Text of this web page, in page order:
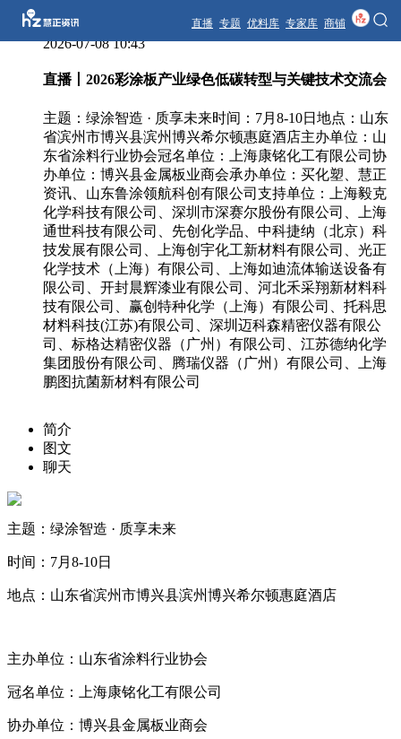
直播 专题 优料库 专家库 商铺
2026-07-08 10:43
直播丨2026彩涂板产业绿色低碳转型与关键技术交流会
主题：绿涂智造 · 质享未来时间：7月8-10日地点：山东
省滨州市博兴县滨州博兴希尔顿惠庭酒店主办单位：山
东省涂料行业协会冠名单位：上海康铭化工有限公司协
办单位：博兴县金属板业商会承办单位：买化塑、慧正
资讯、山东鲁涂领航科创有限公司支持单位：上海毅克
化学科技有限公司、深圳市深赛尔股份有限公司、上海
通世科技有限公司、先创化学品、中科捷纳（北京）科
技发展有限公司、上海创宇化工新材料有限公司、光正
化学技术（上海）有限公司、上海如迪流体输送设备有
限公司、开封晨辉漆业有限公司、河北禾采翔新材料科
技有限公司、赢创特种化学（上海）有限公司、托科思
材料科技(江苏)有限公司、深圳迈科森精密仪器有限公
司、标格达精密仪器（广州）有限公司、江苏德纳化学
集团股份有限公司、腾瑞仪器（广州）有限公司、上海
鹏图抗菌新材料有限公司
简介
图文
聊天
主题：绿涂智造 · 质享未来
时间：7月8-10日
地点：山东省滨州市博兴县滨州博兴希尔顿惠庭酒店
主办单位：山东省涂料行业协会
冠名单位：上海康铭化工有限公司
协办单位：博兴县金属板业商会